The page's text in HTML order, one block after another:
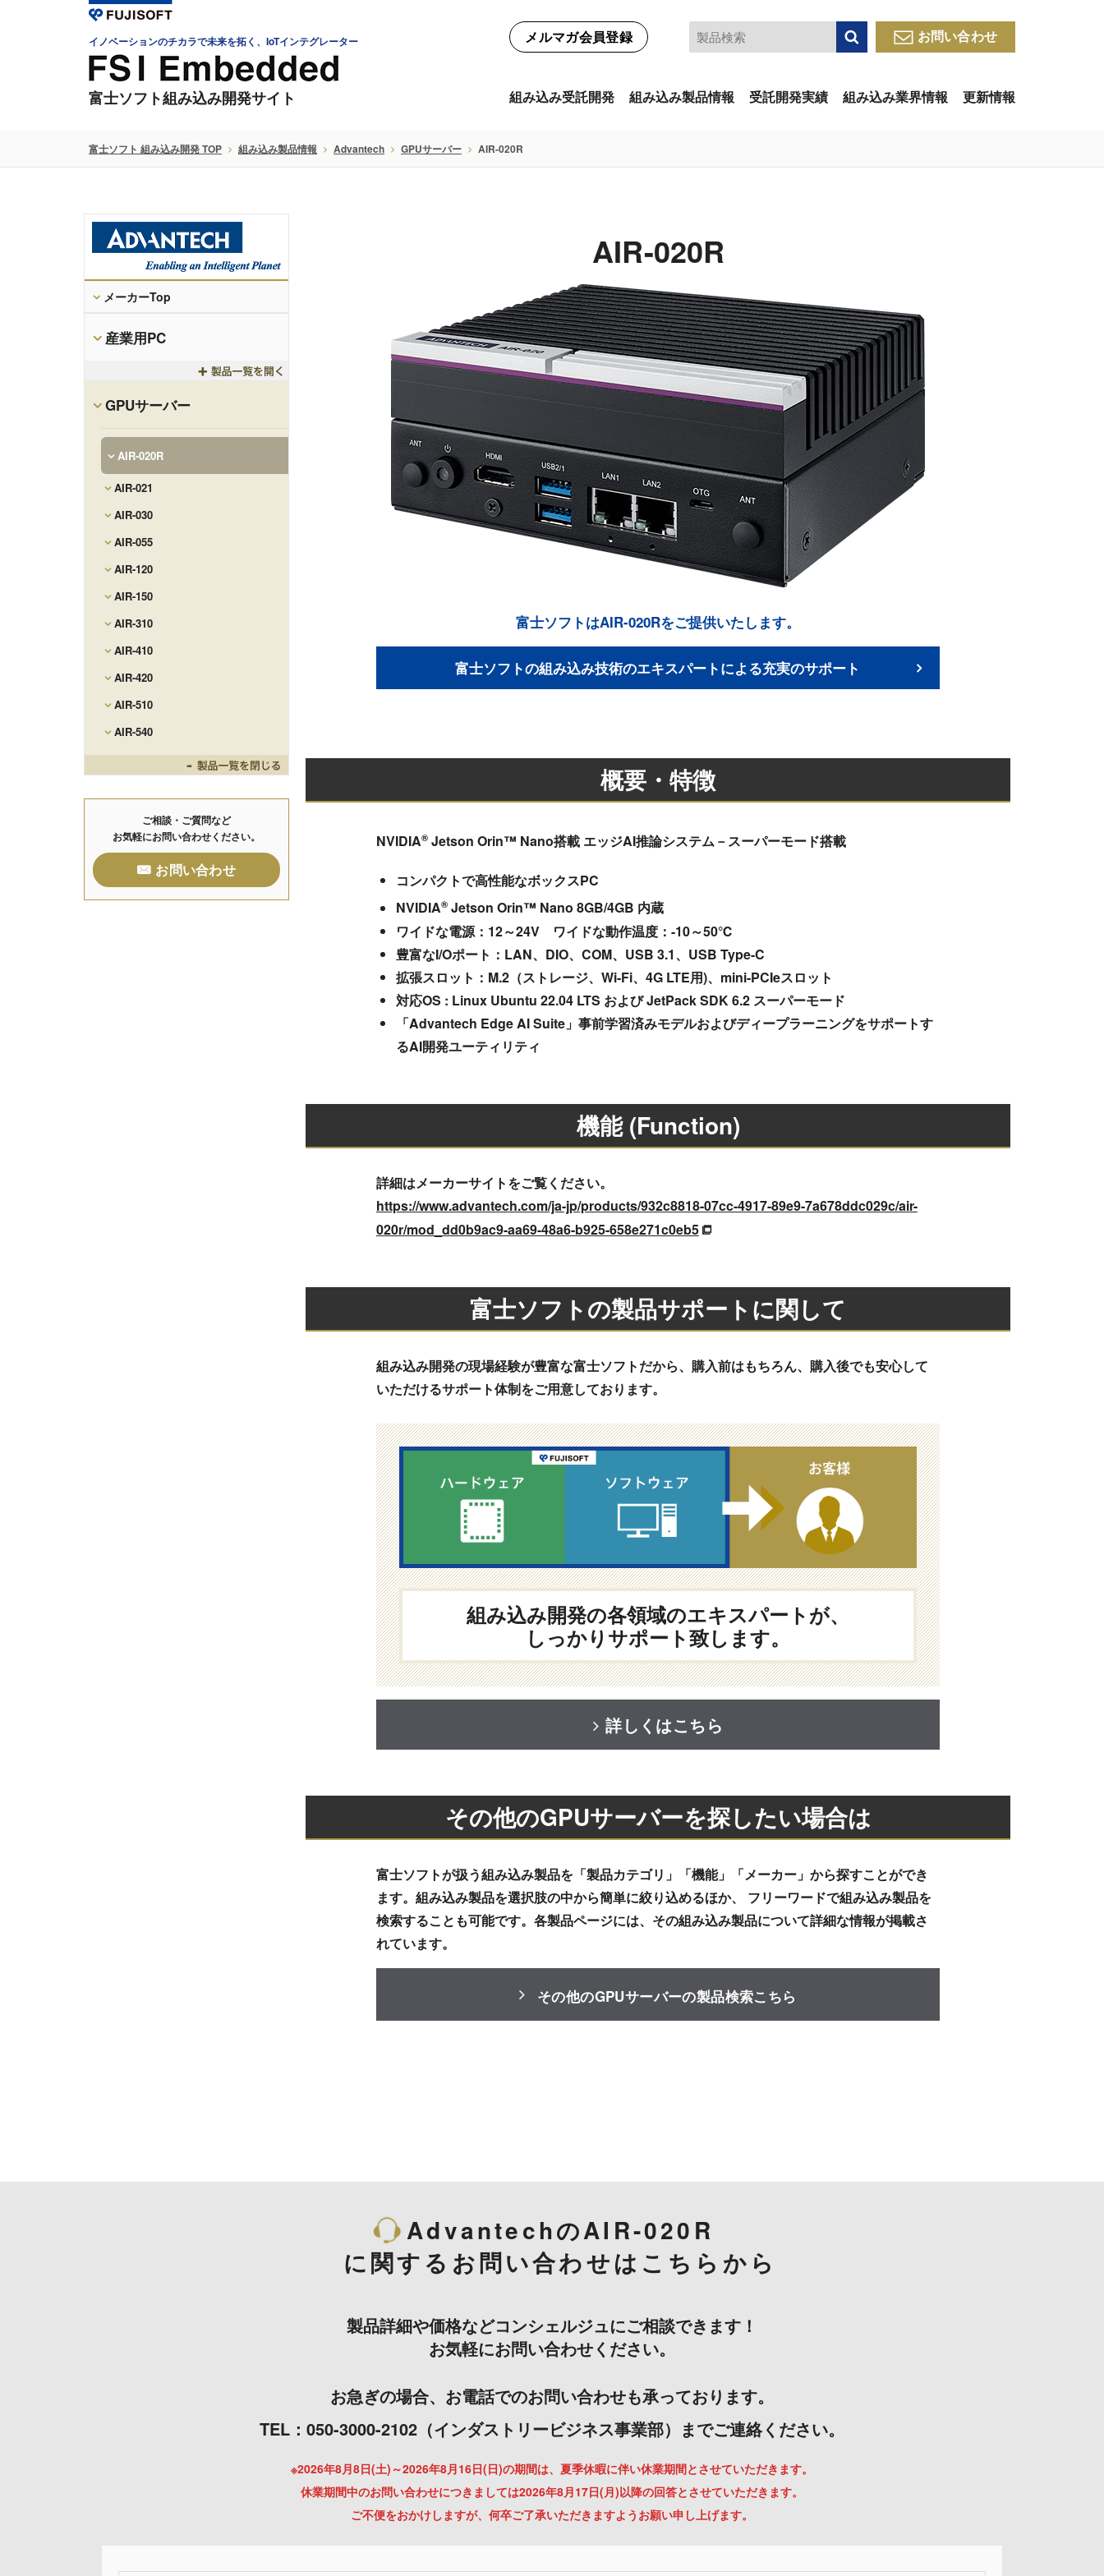
イノベーションのチカラで未来を拓く、IoTインテグレーター
富士ソフト組み込み開発サイト
メルマガ会員登録 検索 お問い合わせ
組み込み受託開発 組み込み製品情報 受託開発実績 組み込み業界情報 更新情報
富士ソフト 組み込み開発 TOP 組み込み製品情報 Advantech GPUサーバー AIR-020R
メーカーTop
産業用PC
GPUサーバー
AIR-020R
AIR-021
AIR-030
AIR-055
AIR-120
AIR-150
AIR-310
AIR-410
AIR-420
AIR-510
AIR-540
Toggle
ご相談・ご質問など
お気軽にお問い合わせください。
お問い合わせ
AIR-020R
富士ソフトはAIR-020Rをご提供いたします。
富士ソフトの組み込み技術のエキスパートによる充実のサポート
概要・特徴
NVIDIA®Jetson Orin™ Nano搭載 エッジAI推論システム－スーパーモード搭載
コンパクトで高性能なボックスPC
NVIDIA®Jetson Orin™ Nano 8GB/4GB 内蔵
ワイドな電源：12～24V ワイドな動作温度：-10～50℃
豊富なI/Oポート：LAN、DIO、COM、USB 3.1、USB Type-C
拡張スロット：M.2（ストレージ、Wi-Fi、4G LTE用)、mini-PCIeスロット
対応OS : Linux Ubuntu 22.04 LTS および JetPack SDK 6.2 スーパーモード
「Advantech Edge AI Suite」事前学習済みモデルおよびディープラーニングをサポートす
るAI開発ユーティリティ
機能 (Function)
詳細はメーカーサイトをご覧ください。
https://www.advantech.com/ja-jp/products/932c8818-07cc-4917-89e9-7a678ddc029c/air-
020r/mod_dd0b9ac9-aa69-48a6-b925-658e271c0eb5
富士ソフトの製品サポートに関して
組み込み開発の現場経験が豊富な富士ソフトだから、購入前はもちろん、購入後でも安心して
いただけるサポート体制をご用意しております。
組み込み開発の各領域のエキスパートが、
しっかりサポート致します。
詳しくはこちら
その他のGPUサーバーを探したい場合は
富士ソフトが扱う組み込み製品を「製品カテゴリ」「機能」「メーカー」から探すことができ
ます。組み込み製品を選択肢の中から簡単に絞り込めるほか、 フリーワードで組み込み製品を
検索することも可能です。各製品ページには、その組み込み製品について詳細な情報が掲載さ
れています。
その他のGPUサーバーの製品検索こちら
AdvantechのAIR-020R
に関するお問い合わせはこちらから
製品詳細や価格などコンシェルジュにご相談できます！
お気軽にお問い合わせください。
お急ぎの場合、お電話でのお問い合わせも承っております。
TEL：050-3000-2102（インダストリービジネス事業部）までご連絡ください。
※2026年8月8日(土)～2026年8月16日(日)の期間は、夏季休暇に伴い休業期間とさせていただきます。
休業期間中のお問い合わせにつきましては2026年8月17日(月)以降の回答とさせていただきます。
ご不便をおかけしますが、何卒ご了承いただきますようお願い申し上げます。